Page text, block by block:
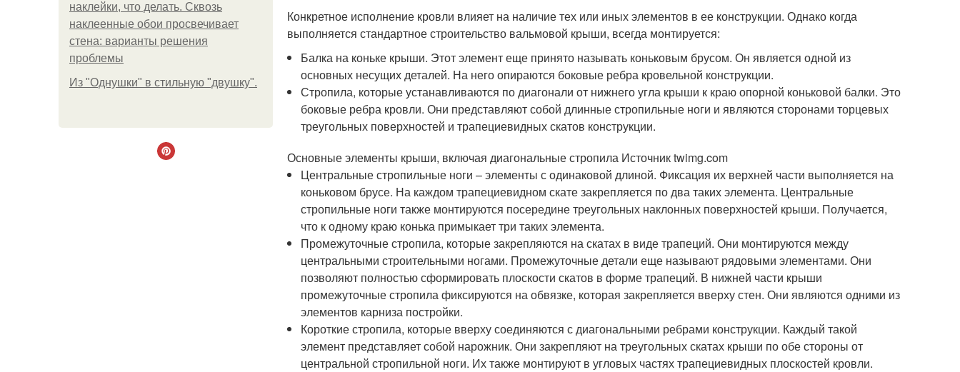
наклейки, что делать. Сквозь
наклеенные обои просвечивает
стена: варианты решения
проблемы
Из "Однушки" в стильную "двушку".
Конкретное исполнение кровли влияет на наличие тех или иных элементов в ее конструкции. Однако когда
выполняется стандартное строительство вальмовой крыши, всегда монтируется:
Балка на коньке крыши. Этот элемент еще принято называть коньковым брусом. Он является одной из
основных несущих деталей. На него опираются боковые ребра кровельной конструкции.
Стропила, которые устанавливаются по диагонали от нижнего угла крыши к краю опорной коньковой балки. Это
боковые ребра кровли. Они представляют собой длинные стропильные ноги и являются сторонами торцевых
треугольных поверхностей и трапециевидных скатов конструкции.
Основные элементы крыши, включая диагональные стропила Источник twimg.com
Центральные стропильные ноги – элементы с одинаковой длиной. Фиксация их верхней части выполняется на
коньковом брусе. На каждом трапециевидном скате закрепляется по два таких элемента. Центральные
стропильные ноги также монтируются посередине треугольных наклонных поверхностей крыши. Получается,
что к одному краю конька примыкает три таких элемента.
Промежуточные стропила, которые закрепляются на скатах в виде трапеций. Они монтируются между
центральными строительными ногами. Промежуточные детали еще называют рядовыми элементами. Они
позволяют полностью сформировать плоскости скатов в форме трапеций. В нижней части крыши
промежуточные стропила фиксируются на обвязке, которая закрепляется вверху стен. Они являются одними из
элементов карниза постройки.
Короткие стропила, которые вверху соединяются с диагональными ребрами конструкции. Каждый такой
элемент представляет собой нарожник. Они закрепляют на треугольных скатах крыши по обе стороны от
центральной стропильной ноги. Их также монтируют в угловых частях трапециевидных плоскостей кровли.